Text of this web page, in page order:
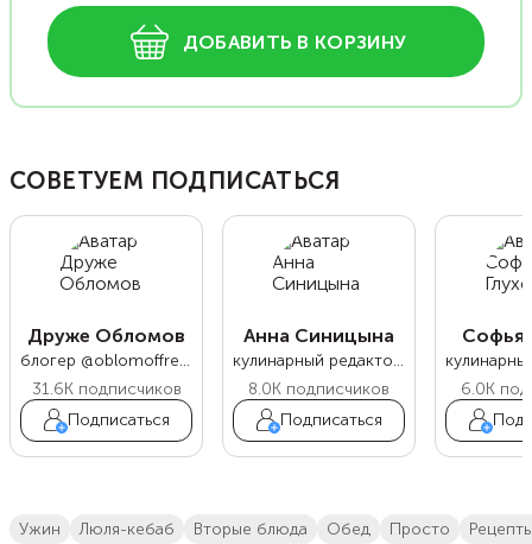
ДОБАВИТЬ В КОРЗИНУ
СОВЕТУЕМ ПОДПИСАТЬСЯ
Друже Обломов
блогер @oblomoffrecipe
31.6Kподписчиков
Подписаться
Анна Синицына
кулинарный редактор Food.ru
8.0K подписчиков
Подписаться
Софья
6.0K
ужин люля-кебаб вторые блюда обед просто